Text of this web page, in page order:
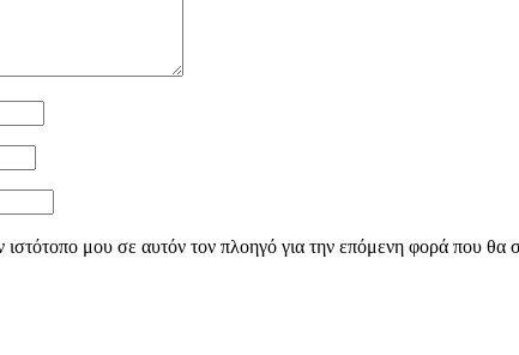
μου σε αυτόν τον πλοηγό για την επόμενη φορά που θα